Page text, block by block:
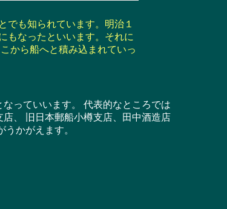
も知られています。明治１
もなったといいます。それに
から船へと積み込まれていっ
っていいます。 代表的なところでは
、 旧日本郵船小樽支店、田中酒造店
かがえます。